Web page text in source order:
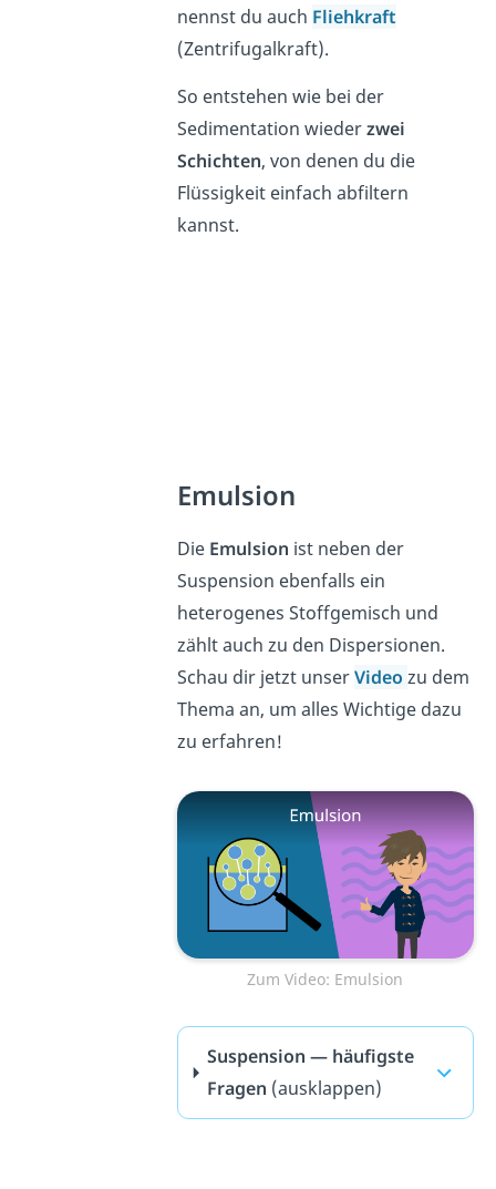
nennst du auch Fliehkraft
(Zentrifugalkraft).
So entstehen wie bei der
Sedimentation wiederzwei
Schichten, von denen du die
Flüssigkeit einfach abfiltern
kannst.
Emulsion
Die Emulsion ist neben der
Suspension ebenfalls ein
heterogenes Stoffgemisch und
zählt auch zu den Dispersionen.
Schau dir jetzt unserVideo zu dem
Thema an, um alles Wichtige dazu
zu erfahren!
Zum Video: Emulsion
Suspension — häufigste
Fragen (ausklappen)